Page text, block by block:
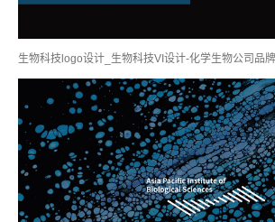
生物科技logo设计_生物科技VI设计-化学生物公司品